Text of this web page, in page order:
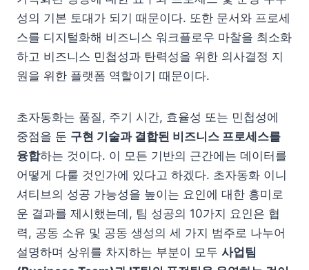
성의 기본 토대가 되기 때문이다. 또한 문서와 프로세
스를 디지털화해 비즈니스 워크플로우 마찰을 최소화
하고 비즈니스 민첩성과 탄력성을 위한 의사결정 지
원을 위한 플랫폼 역할이기 때문이다.
초자동화는 품질, 주기 시간, 효율성 또는 민첩성에
중점을 둔 구현 기술과 결합된 비즈니스 프로세스를
융합하는 것이다. 이 모든 기반의 근간에는 데이터를
어떻게 다룰 것인가에 있다고 하겠다. 초자동화 이니
셔티브의 성공 가능성을 높이는 요인에 대한 흥미로
운 결과를 제시했는데, 팀 성공의 10가지 요인은 협
력, 공동 소유 및 공동 생성의 세 가지 범주로 나누어
설명하며 상위를 차지하는 부분이 모두 사업팀